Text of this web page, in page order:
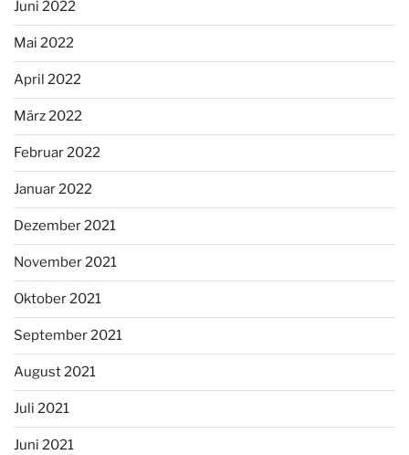
Juni 2022
Mai 2022
April 2022
März 2022
Februar 2022
Januar 2022
Dezember 2021
November 2021
Oktober 2021
September 2021
August 2021
Juli 2021
Juni 2021